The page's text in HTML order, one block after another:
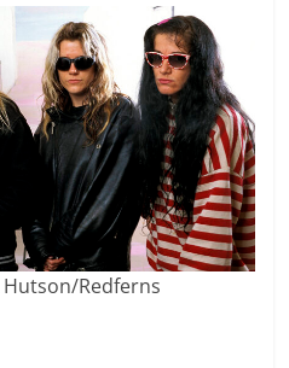
Redferns